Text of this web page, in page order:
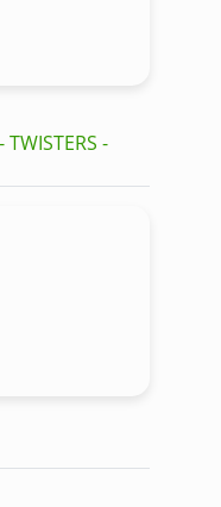
TWISTERS -